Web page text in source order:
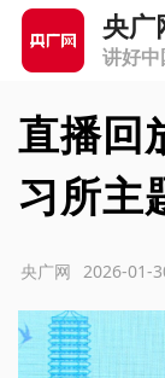
央广
讲好
直播回
习所主
2026-01-
央广网